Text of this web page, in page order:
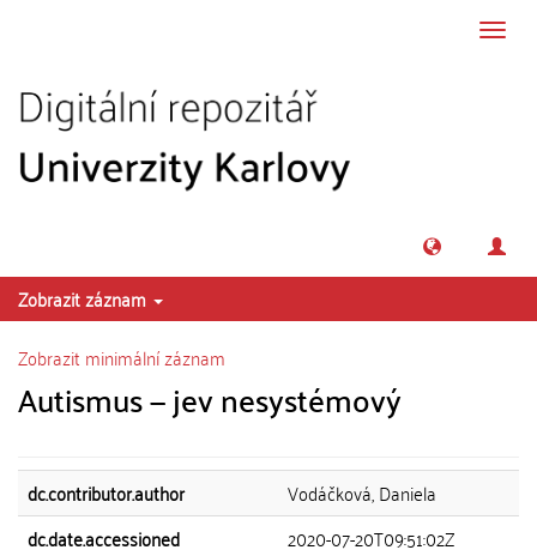
Zobrazit záznam
Zobrazit minimální záznam
Autismus — jev nesystémový
dc.contributor.author
Vodáčková, Daniela
dc.date.accessioned
2020-07-20T09:51:02Z